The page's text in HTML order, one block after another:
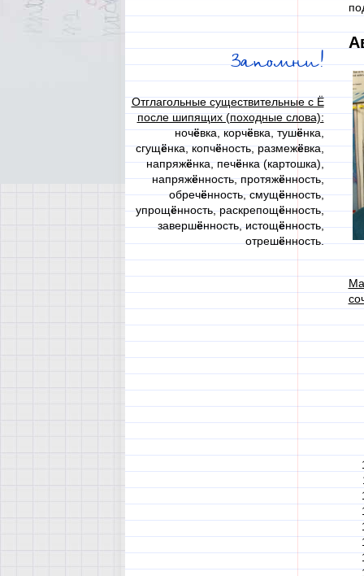
Запомни!
Отглагольные существительные с Ё
после шипящих (походные слова):
ночёвка, корчёвка, тушёнка,
сгущёнка, копчёность, размежёвка,
напряжёнка, печёнка (картошка),
напряжённость, протяжённость,
обречённость, смущённость,
упрощённость, раскрепощённость,
завершённость, истощённость,
отрешённость.